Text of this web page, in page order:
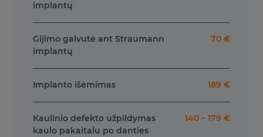
implantų
Gijimo galvutė ant Straumann
implantų
70 €
Implanto išėmimas 189 €
Kaulinio defekto užpildymas
kaulo pakaitalu po danties
140 – 179 €